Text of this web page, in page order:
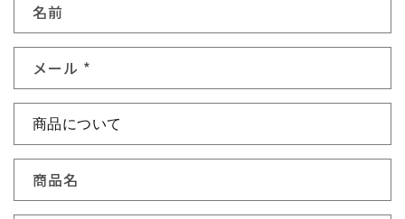
問
い
わ
フ
ー
名前
メール *
商品名